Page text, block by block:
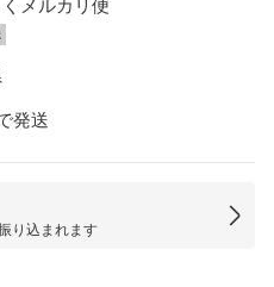
メルカリ便
発送
り込まれます